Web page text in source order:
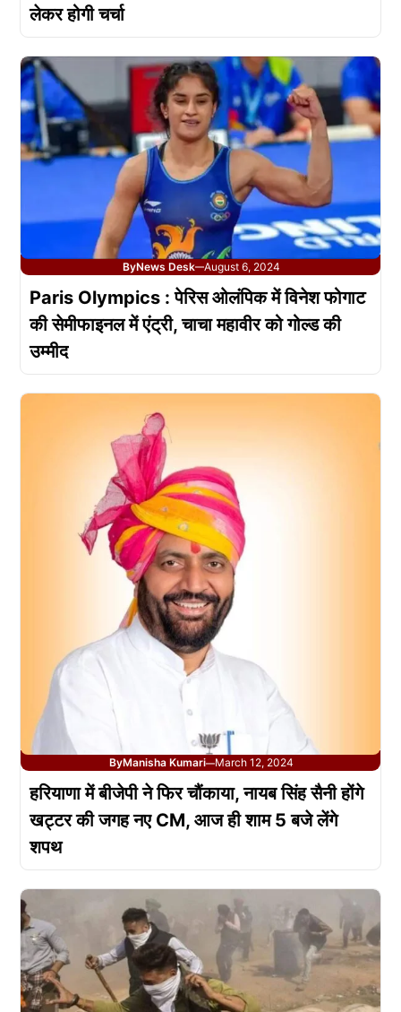
लेकर होगी चर्चा
ByNews Desk—August 6, 2024
Paris Olympics : पेरिस ओलंपिक में विनेश फोगाट
की सेमीफाइनल में एंट्री, चाचा महावीर को गोल्ड की
उम्मीद
ByManisha Kumari—March 12, 2024
हरियाणा में बीजेपी ने फिर चौंकाया, नायब सिंह सैनी होंगे
खट्टर की जगह नए CM, आज ही शाम 5 बजे लेंगे
शपथ